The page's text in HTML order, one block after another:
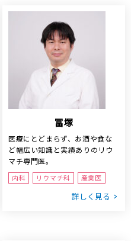
冨塚
医療にとどまらず、お酒や食な
ど幅広い知識と実績ありのリウ
マチ専門医。
内科 リウマチ科 産業医
詳しく見る